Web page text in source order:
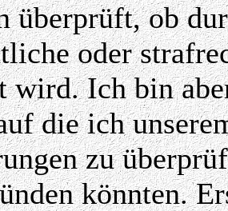
überprüft, ob
oder
wird. Ich bin
die ich
zu
könnten.